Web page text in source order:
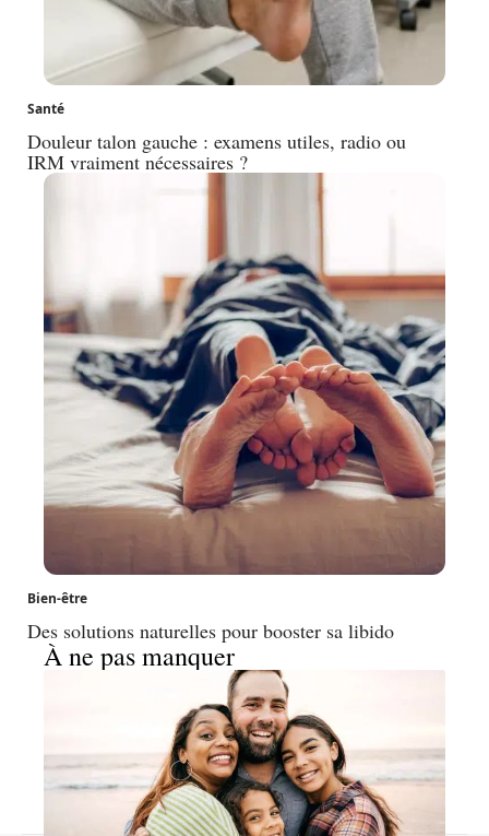
Santé
Douleur talon gauche : examens utiles, radio ou
IRM vraiment nécessaires ?
Bien-être
Des solutions naturelles pour booster sa libido
À ne pas manquer